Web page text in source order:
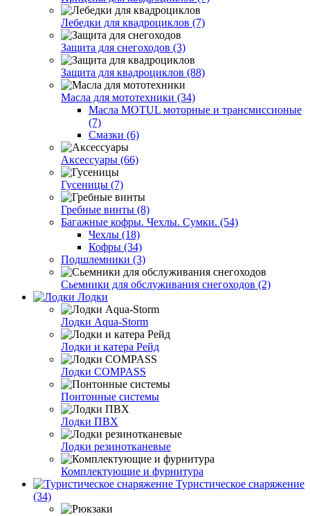
Лебедки для квадроциклов (7)
Защита для снегоходов (3)
Защита для квадроциклов (88)
Масла для мототехники (34)
Масла MOTUL моторные и трансмиссионые
(7)
Смазки (6)
Аксессуары (66)
Гусеницы (7)
Гребные винты (8)
Багажные кофры. Чехлы. Сумки. (54)
Чехлы (18)
Кофры (34)
Подшлемники (3)
Сьемники для обслуживания снегоходов (2)
Лодки
Лодки Aqua-Storm
Лодки и катера Рейд
Лодки COMPASS
Понтонные системы
Лодки ПВХ
Лодки резинотканевые
Комплектующие и фурнитура
Туристическое снаряжение
(34)